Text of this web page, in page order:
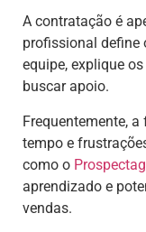
A contratação é
profissional define
equipe, explique
buscar apoio.
Frequentemente,
tempo e
como o
aprendizado e
vendas.